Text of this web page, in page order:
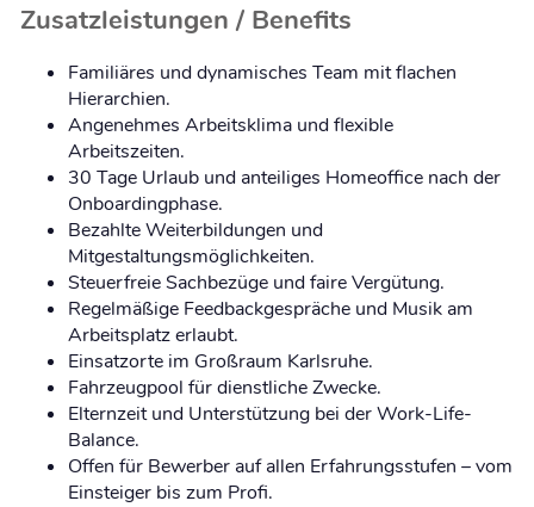
Zusatzleistungen / Benefits
Familiäres und dynamisches Team mit flachen
Hierarchien.
Angenehmes Arbeitsklima und flexible
Arbeitszeiten.
30 Tage Urlaub und anteiliges Homeoffice nach der
Onboardingphase.
Bezahlte Weiterbildungen und
Mitgestaltungsmöglichkeiten.
Steuerfreie Sachbezüge und faire Vergütung.
Regelmäßige Feedbackgespräche und Musik am
Arbeitsplatz erlaubt.
Einsatzorte im Großraum Karlsruhe.
Fahrzeugpool für dienstliche Zwecke.
Elternzeit und Unterstützung bei der Work-Life-
Balance.
Offen für Bewerber auf allen Erfahrungsstufen – vom
Einsteiger bis zum Profi.